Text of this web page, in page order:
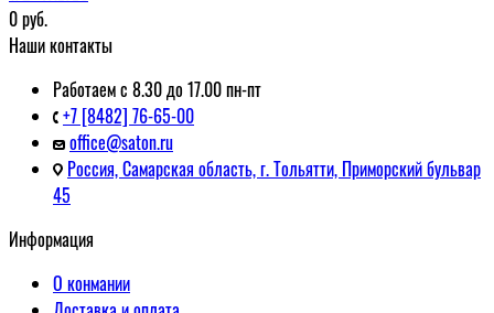
0руб.
Наши контакты
Работаем с 8.30 до 17.00 пн-пт
+7 [8482] 76-65-00
office@saton.ru
Россия, Самарская область, г. Тольятти, Приморский бульвар
45
Информация
О конмании